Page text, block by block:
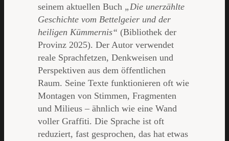
seinem aktuellen Buch „Die unerzählte
Geschichte vom Bettelgeier und der
heiligen Kümmernis“ (Bibliothek der
Provinz 2025). Der Autor verwendet
reale Sprachfetzen, Denkweisen und
Perspektiven aus dem öffentlichen
Raum. Seine Texte funktionieren oft wie
Montagen von Stimmen, Fragmenten
und Milieus – ähnlich wie eine Wand
voller Graffiti. Die Sprache ist oft
reduziert, fast gesprochen, das hat etwas